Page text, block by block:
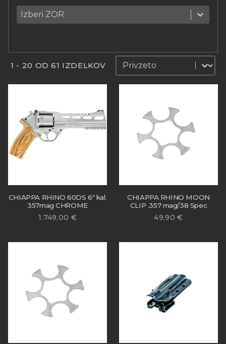
Kategorija
Kategorija
Kategorija
1 - 20 OD 61 IZDELKOV Sortiraj
Sortiraj
1.749,00 €
CHIAPPA RHINO 60DS 6″ kal.
357mag CHROME
49,90€
CHIAPPA RHINO MOON
CLIP .357 mag/38 Spec